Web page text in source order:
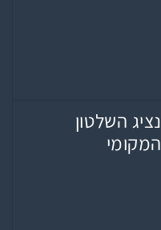
נציג השלטון
המקומי